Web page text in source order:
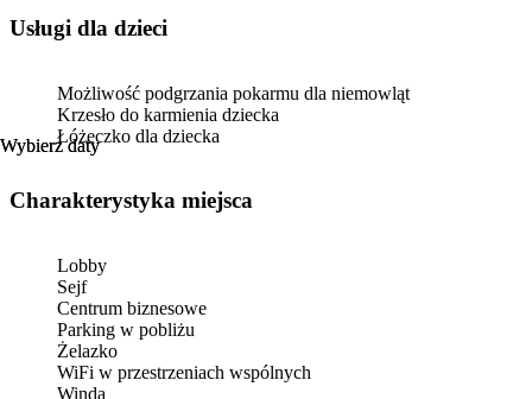
Wybierz daty
Wybierz daty
usługi dla dzieci
Możliwość podgrzania pokarmu dla niemowląt
Krzesło do karmienia dziecka
Łóżeczko dla dziecka
Charakterystyka miejsca
Lobby
Sejf
Centrum biznesowe
Parking w pobliżu
Żelazko
WiFi w przestrzeniach wspólnych
Winda